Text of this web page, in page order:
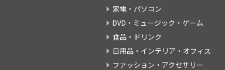
家電・パソコン
DVD・ミュージック・ゲーム
食品・ドリンク
日用品・インテリア・オフィス
ファッション・アクセサリー